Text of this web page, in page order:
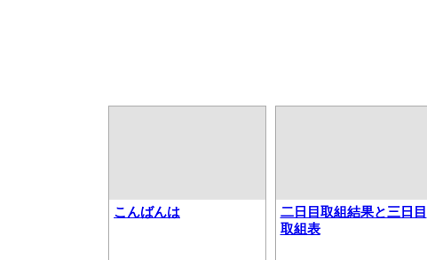
こんばんは
二日目取組結果と三日目
取組表